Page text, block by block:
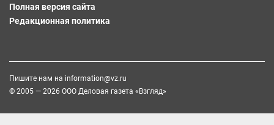
Полная версия сайта
Редакционная политика
Пишите нам на information@vz.ru
© 2005 — 2026 ООО Деловая газета «Взгляд»